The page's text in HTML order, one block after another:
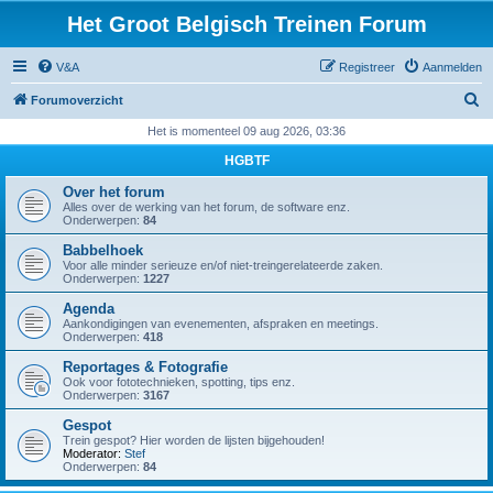
Het Groot Belgisch Treinen Forum
V&A Aanmelden
Registreer
Forumoverzicht
k
Het is momenteel 09 aug 2026, 03:36
HGBTF
Over het forum
Alles over de werking van het forum, de software enz.
Onderwerpen: 84
Babbelhoek
Voor alle minder serieuze en/of niet-treingerelateerde zaken.
Onderwerpen: 1227
Agenda
Aankondigingen van evenementen, afspraken en meetings.
Onderwerpen: 418
Reportages & Fotografie
Ook voor fototechnieken, spotting, tips enz.
Onderwerpen: 3167
Gespot
Trein gespot? Hier worden de lijsten bijgehouden!
Moderator: Stef
Onderwerpen: 84